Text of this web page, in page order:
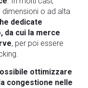
o ad alta
dedicate
da cui la merce
, per poi essere
ottimizzare
congestione nelle